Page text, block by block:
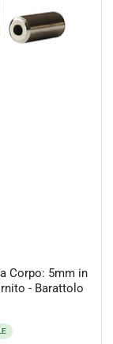
Corpo: 5mm in
- Barattolo